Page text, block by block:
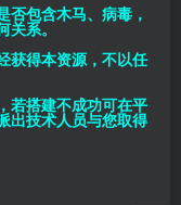
否包含木马、病毒，
关系。
获得本资源，不以任
若搭建不成功可在平
出技术人员与您取得